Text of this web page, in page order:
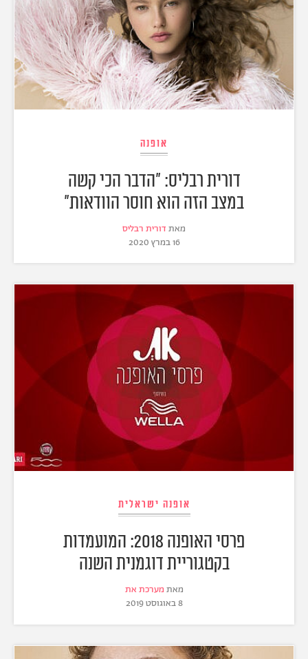
אופנה
דורית רבליס: "הדבר הכי קשה
במצב הזה הוא חוסר הוודאות"
מאת דורית רבליס
16 במרץ 2020
אופנה ישראלית
פרסי האופנה 2018: המועמדות
בקטגוריית דוגמנית השנה
מאת מערכת את
8 באוגוסט 2019